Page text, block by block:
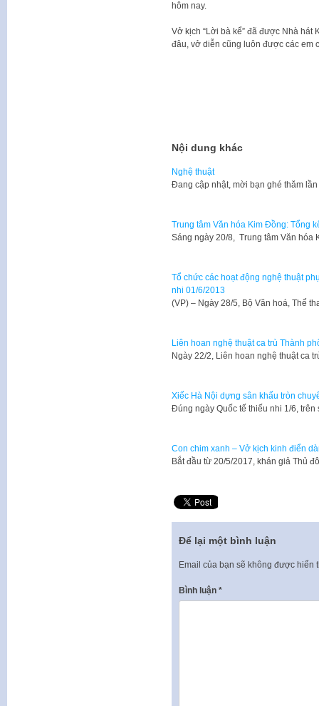
hôm nay.
Vở kịch “Lời bà kể” đã được Nhà
đâu, vở diễn cũng luôn được các em
Nội dung khác
Nghệ thuật
​Đang cập nhật, mời bạn ghé thăm lần
Trung tâm Văn hóa Kim Đồng: Tổng
Sáng ngày 20/8, Trung tâm Văn
Tổ chức các hoạt động nghệ thuật
nhi 01/6/2013
​(VP) – Ngày 28/5, Bộ Văn hoá, Thể
Liên hoan nghệ thuật ca trù Thành
Ngày 22/2, Liên hoan nghệ thuật ca
Xiếc Hà Nội dựng sân khấu tròn
Đúng ngày Quốc tế thiếu nhi 1/6,
Con chim xanh – Vở kịch kinh điển
Bắt đầu từ 20/5/2017, khán giả Thủ
Để lại một bình luận
Email của bạn sẽ không được hiển
Bình luận *